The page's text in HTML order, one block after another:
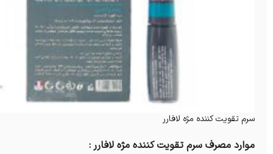
سرم تقویت کننده مژه لافارر
موارد مصرف سرم تقویت کننده مژه لافارر :